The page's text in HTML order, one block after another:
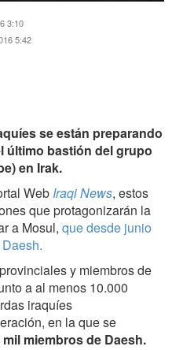
3:10
5:42
se están preparando
último bastión del grupo
en Irak.
Web Iraqi News, estos
que protagonizarán la
a Mosul, que desde junio
y miembros de
a al menos 10.000
iraquíes
en la que se
miembros de Daesh.